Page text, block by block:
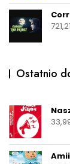
721,21
Ostatnio